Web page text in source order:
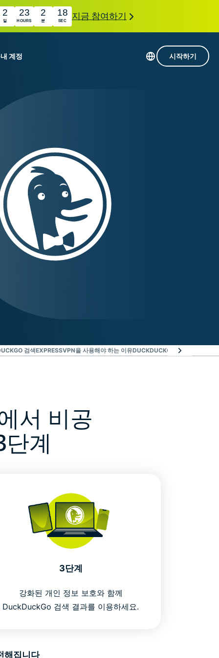
2
일
23
HOURS
2
분
16
SEC 지금 참여하기
개 국가의 서버
고속 VPN
첨단 개인정보 보호 및 보안 도구를 이용해 보
탁월한 디지털 라이프를 선사합니다.
antivirus,
firewall,
system tools,
and more.
내 계정 시작하기
검색EXPRESSVPN을 사용해야 하는 이유DUCKDUCKGO용 VPN을 위험
서 비공
계
3단계
강화된 개인 정보 보호와 함께
DuckDuckGo 검색 결과를 이용하세요.
해집니다